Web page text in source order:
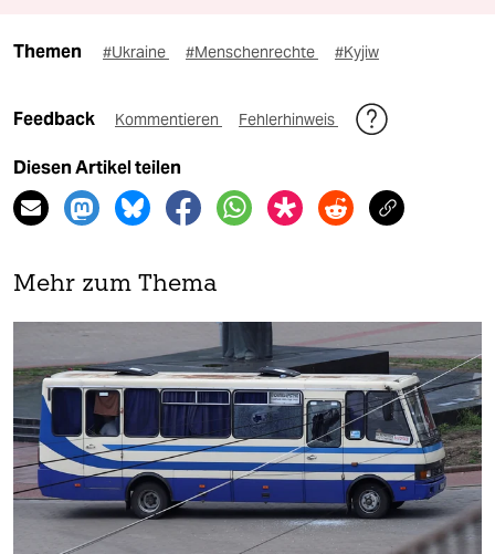
Themen #Ukraine #Menschenrechte #Kyjiw
Feedback Kommentieren Fehlerhinweis
Diesen Artikel teilen
Mehr zum Thema